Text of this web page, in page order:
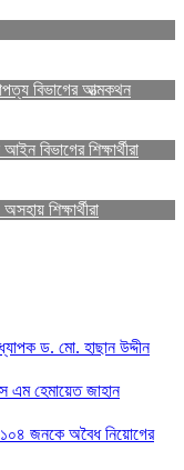
বিভাগের আত্মকথন
বিভাগের শিক্ষার্থীরা
শিক্ষার্থীরা
ড. মো. হাছান উদ্দীন
এম হেমায়েত জাহান
১০৪ জনকে অবৈধ নিয়োগের